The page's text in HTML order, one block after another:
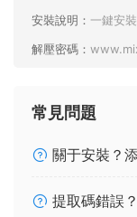
安裝說明： 一鍵安裝
解壓密碼：
常見問題
關于安裝？
提取碼錯誤？